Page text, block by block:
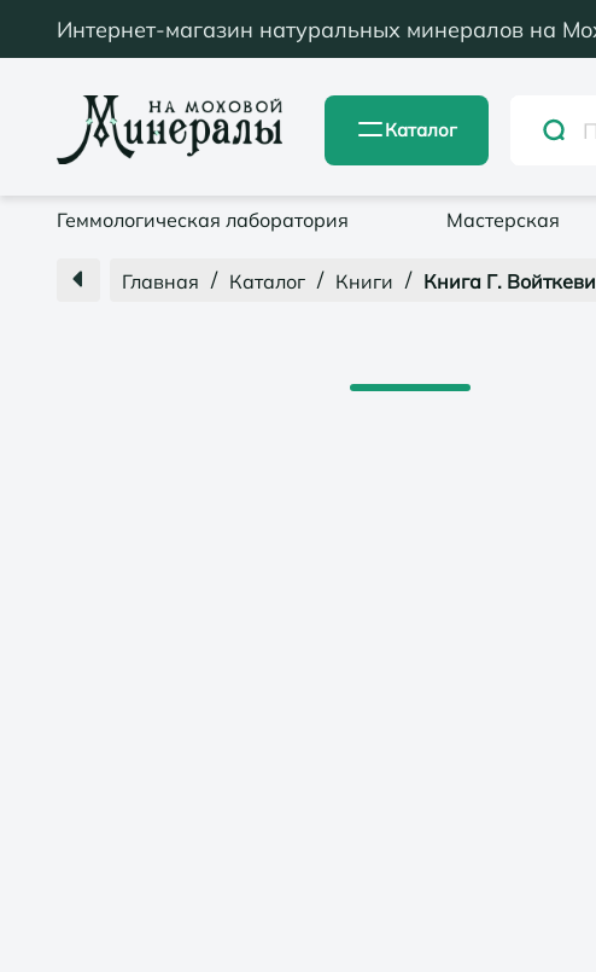
Интернет-магазин натуральных минералов на
Каталог
Геммологическая лаборатория Мастерская
Главная / Каталог / Книги / Книга Г.